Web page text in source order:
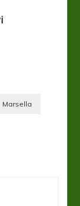
Marsella